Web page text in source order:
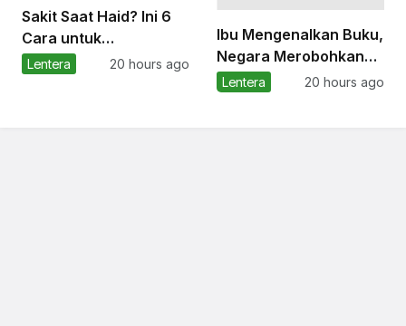
Sakit Saat Haid? Ini 6
Cara untuk
Meredakannya
Lentera 20 hours ago
Ibu Mengenalkan Buku,
Negara Merobohkan
Perpustakaannya
Lentera 20 hours ago